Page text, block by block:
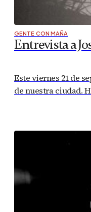
GENTE CON MAÑA
Entrevista a
Este viernes 21 de
de nuestra ciudad.